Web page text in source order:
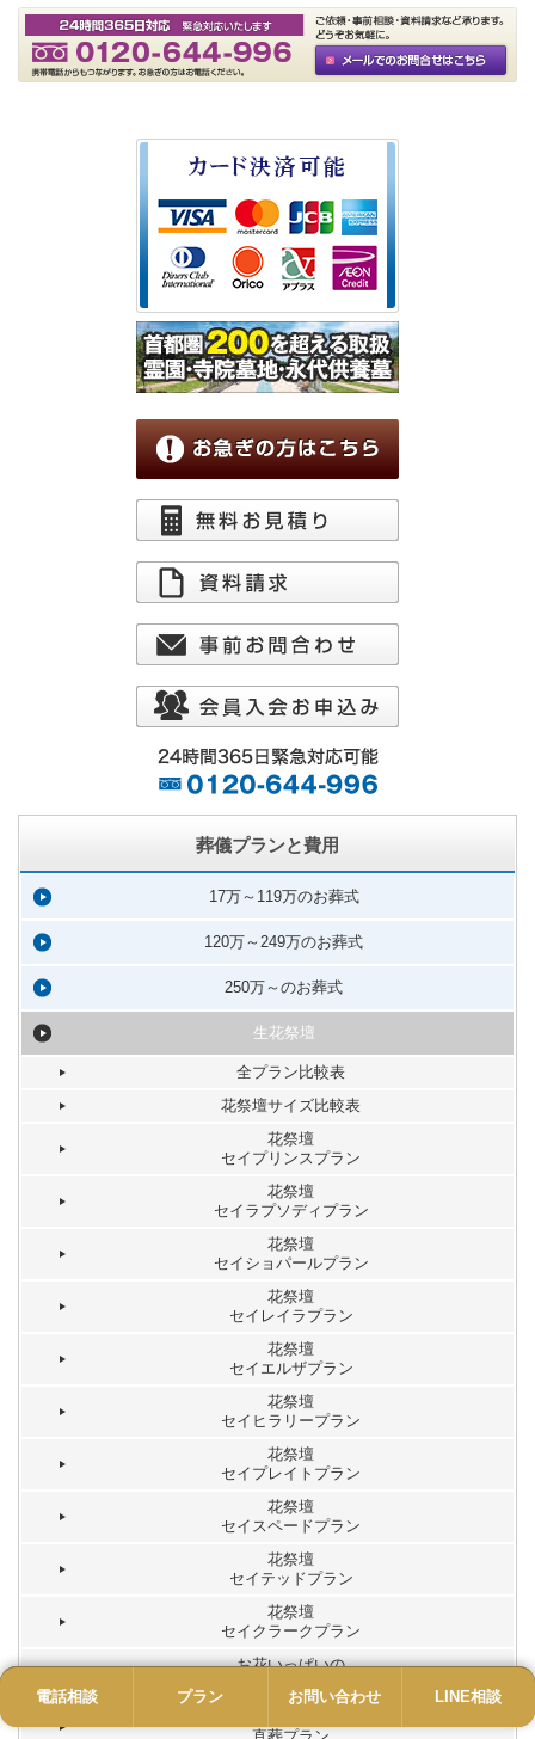
葬儀プランと費用
17万～119万のお葬式
120万～249万のお葬式
250万～のお葬式
生花祭壇
全プラン比較表
花祭壇サイズ比較表
花祭壇
セイプリンスプラン
花祭壇
セイラプソディプラン
花祭壇
セイショパールプラン
花祭壇
セイレイラプラン
花祭壇
セイエルザプラン
花祭壇
セイヒラリープラン
花祭壇
セイプレイトプラン
花祭壇
セイスペードプラン
花祭壇
セイテッドプラン
花祭壇
セイクラークプラン
お花いっぱいの
電話 プラン お問い合わせ LINE
電話相談 プラン お問い合わせ LINE相談